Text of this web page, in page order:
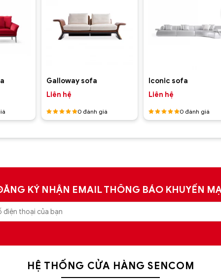
Galloway sofa
Liên hệ
Được
55 sao
0đánh giá
Iconic sofa
Liên hệ
Được
55 sao
0đánh giá
KÝ NHẬN EMAIL THÔNG BÁO KHUYẾN
HỆ THỐNG CỬA HÀNG SENCOM